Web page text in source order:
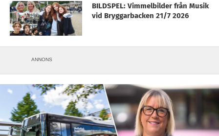
BILDSPEL: Vimmelbilder från Musik
vid Bryggarbacken 21/7 2026
ANNONS